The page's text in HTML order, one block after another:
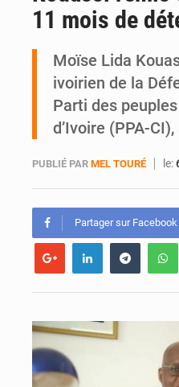
11 mois de
Moïse Lida
ivoirien de la
Parti des
d’Ivoire (PPA-
PUBLIÉ PAR MEL TOURÉ le:
Partager sur Facebook